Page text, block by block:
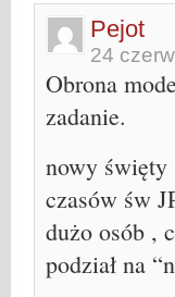
Pejot
24
Obrona
zadanie.
nowy święty
czasów św
dużo osób ,
podział na